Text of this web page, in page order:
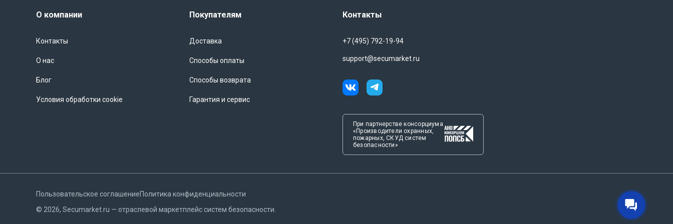
О компании
Контакты
О нас
Блог
Условия обработки cookie
Покупателям
Доставка
Способы оплаты
Способы возврата
Гарантия и сервис
Контакты
+7 (495) 792-19-94
support@secumarket.ru
При партнерстве консорциума
«Производители охранных,
пожарных, СКУД систем
безопасности»
Пользовательское соглашениеПолитика конфиденциальности
© 2026, Secumarket.ru — отраслевой маркетплейс систем безопасности.